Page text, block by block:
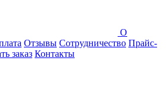
О
Отзывы Сотрудничество Прайс-
заказ Контакты